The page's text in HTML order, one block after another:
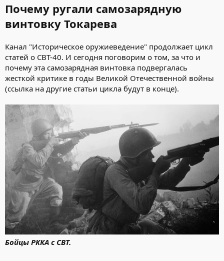
Почему ругали самозарядную
винтовку Токарева
Канал "Историческое оружиеведение" продолжает цикл
статей о СВТ-40. И сегодня поговорим о том, за что и
почему эта самозарядная винтовка подвергалась
жесткой критике в годы Великой Отечественной войны
(ссылка на другие статьи цикла будут в конце).
Бойцы РККА с СВТ.